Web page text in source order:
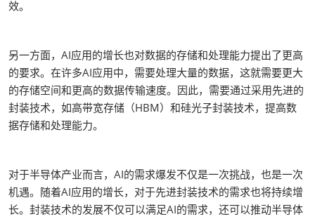
效。
另一方面，AI应用的增长也对数据的存储和处理能力提出了更高
的要求。在许多AI应用中，需要处理大量的数据，这就需要更大
的存储空间和更高的数据传输速度。因此，需要通过采用先进的
封装技术，如高带宽存储（HBM）和硅光子封装技术，提高数
据存储和处理能力。
对于半导体产业而言，AI的需求爆发不仅是一次挑战，也是一次
机遇。随着AI应用的增长，对于先进封装技术的需求也将持续增
长。封装技术的发展不仅可以满足AI的需求，还可以推动半导体